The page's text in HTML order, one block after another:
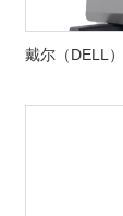
戴尔（DELL